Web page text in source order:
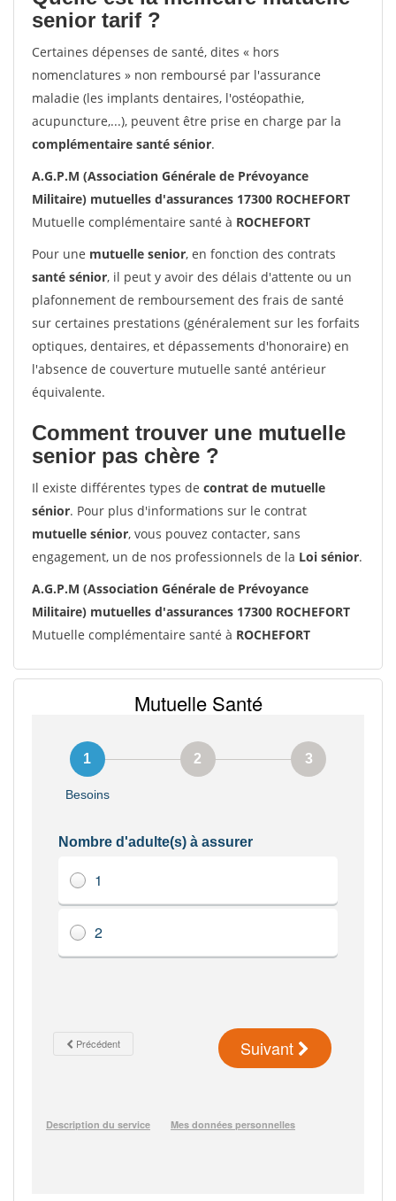
senior tarif ?
Certaines dépenses de santé, dites « hors
nomenclatures » non remboursé par l'assurance
maladie (les implants dentaires, l'ostéopathie,
acupuncture,...), peuvent être prise en charge par la
complémentaire santé sénior.
A.G.P.M (Association Générale de Prévoyance
Militaire) mutuelles d'assurances 17300 ROCHEFORT
Mutuelle complémentaire santé à ROCHEFORT
Pour une mutuelle senior, en fonction des contrats
santé sénior, il peut y avoir des délais d'attente ou un
plafonnement de remboursement des frais de santé
sur certaines prestations (généralement sur les forfaits
optiques, dentaires, et dépassements d'honoraire) en
l'absence de couverture mutuelle santé antérieur
équivalente.
Comment trouver une mutuelle
senior pas chère ?
Il existe différentes types de contrat de mutuelle
sénior. Pour plus d'informations sur le contrat
mutuelle sénior, vous pouvez contacter, sans
engagement, un de nos professionnels de la Loi sénior.
A.G.P.M (Association Générale de Prévoyance
Militaire) mutuelles d'assurances 17300 ROCHEFORT
Mutuelle complémentaire santé à ROCHEFORT